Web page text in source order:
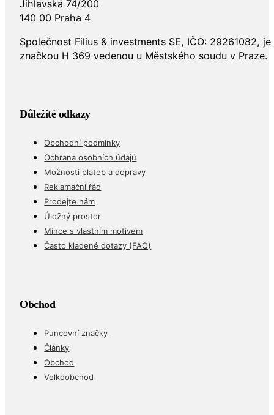
Jihlavská 74/200
140 00 Praha 4
Společnost Filius & investments SE, IČO: 29261082,
značkou H 369 vedenou u Městského soudu v Praze.
Důležité odkazy
Obchodní podmínky
Ochrana osobních údajů
Možnosti plateb a dopravy
Reklamační řád
Prodejte nám
Úložný prostor
Mince s vlastním motivem
Často kladené dotazy (FAQ)
Obchod
Puncovní značky
Články
Obchod
Velkoobchod